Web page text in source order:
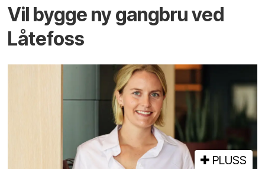
Vil bygge ny gangbru ved
Låtefoss
PLUSS